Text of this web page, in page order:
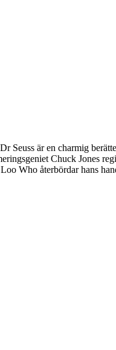
Seuss är en charmig
Chuck Jones
Who återbördar hans